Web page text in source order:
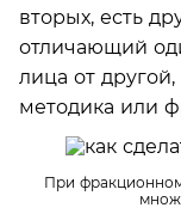
вторых, есть
отличающий
лица от
методика или
При